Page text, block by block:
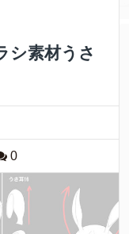
シ素材うさ
0